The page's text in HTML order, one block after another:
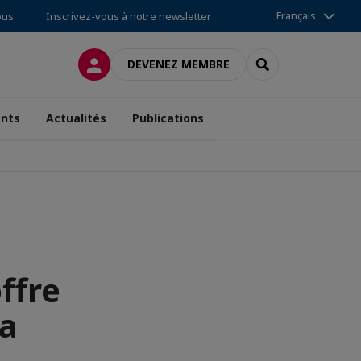
Inscrivez-vous à notre newsletter Français
CONNEXIONDEVENEZ MEMBRE RECHERCHER
Actualités Publications